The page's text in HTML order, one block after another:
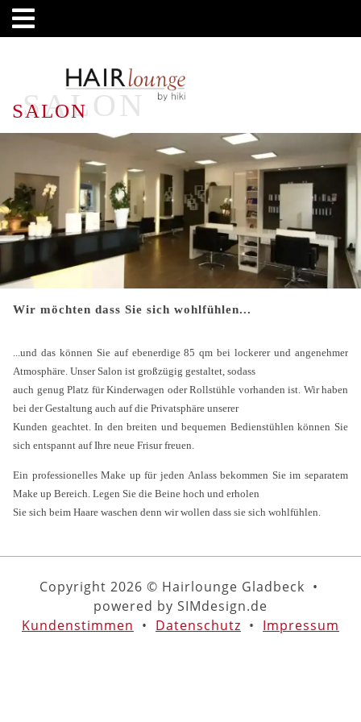
SALON
SALON
Wir möchten dass Sie sich wohlfühlen...
...und das können Sie auf ebenerdige 85 qm bei lockerer und angenehmer
Atmosphäre. Unser Salon ist großzügig gestaltet, sodass
auch genug Platz für Kinderwagen oder Rollstühle vorhanden ist. Wir haben
bei der Gestaltung auch auf die Privatsphäre unserer
Kunden geachtet. In den breiten und bequemen Bedienstühlen können Sie
sich entspannt auf Ihre neue Frisur freuen.
Ein professionelles Make up für jeden Anlass bekommen Sie im separatem
Make up Bereich. Legen Sie die Beine hoch und erholen
Sie sich beim Haare waschen denn wir wollen dass sie sich wohlfühlen.
Copyright 2026 © Hairlounge Gladbeck •
powered by SIMdesign.de
Kundenstimmen • Datenschutz • Impressum